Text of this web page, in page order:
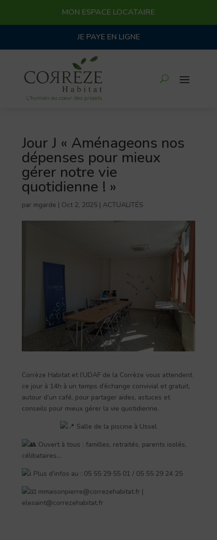
MON ESPACE LOCATAIRE
JE PAYE EN LIGNE
Jour J « Aménageons nos
dépenses pour mieux
gérer notre vie
quotidienne ! »
par mgarde | Oct 2, 2025| ACTUALITÉS
Corrèze Habitat et l’UDAF de la Corrèze vous attendent
ce jour à 14h à un temps d’échange convivial et gratuit,
autour d’un café, pour partager aides, astuces et
conseils pour mieux gérer la vie quotidienne.
Salle de la piscine à Ussel
Ouvert à tous : familles, retraités, parents isolés,
célibataires…
Plus d’infos au : 05 55 29 55 01 / 05 55 29 24 25
mmaisonpierre@correzehabitat.fr |
elesaint@correzehabitat.fr